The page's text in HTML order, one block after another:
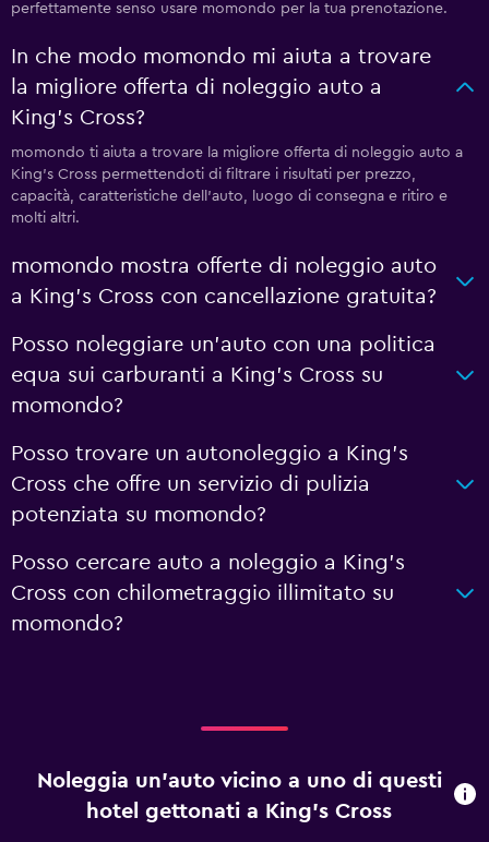
perfettamente senso usare momondo per la tua prenotazione.
In che modo momondo mi aiuta a trovare
la migliore offerta di noleggio auto a
King's Cross?
momondo ti aiuta a trovare la migliore offerta di noleggio auto a
King's Cross permettendoti di filtrare i risultati per prezzo,
capacità, caratteristiche dell'auto, luogo di consegna e ritiro e
molti altri.
momondo mostra offerte di noleggio auto
a King's Cross con cancellazione gratuita?
Posso noleggiare un'auto con una politica
equa sui carburanti a King's Cross su
momondo?
Posso trovare un autonoleggio a King's
Cross che offre un servizio di pulizia
potenziata su momondo?
Posso cercare auto a noleggio a King's
Cross con chilometraggio illimitato su
momondo?
Noleggia un'auto vicino a uno di questi
hotel gettonati a King's Cross